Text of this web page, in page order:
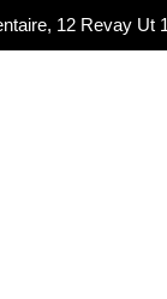
12 Revay Ut